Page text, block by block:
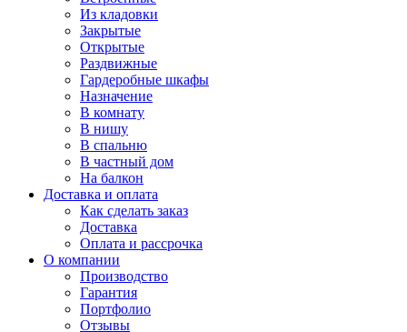
Из кладовки
Закрытые
Открытые
Раздвижные
Гардеробные шкафы
Назначение
В комнату
В нишу
В спальню
В частный дом
На балкон
Доставка и оплата
Как сделать заказ
Доставка
Оплата и рассрочка
О компании
Производство
Гарантия
Портфолио
Отзывы